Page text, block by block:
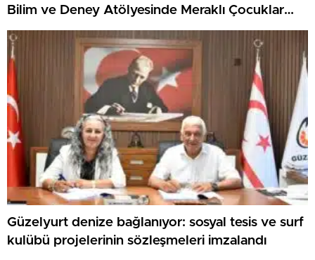
Bilim ve Deney Atölyesinde Meraklı Çocuklar
Öne Çıktı
Güzelyurt denize bağlanıyor: sosyal tesis ve surf
kulübü projelerinin sözleşmeleri imzalandı